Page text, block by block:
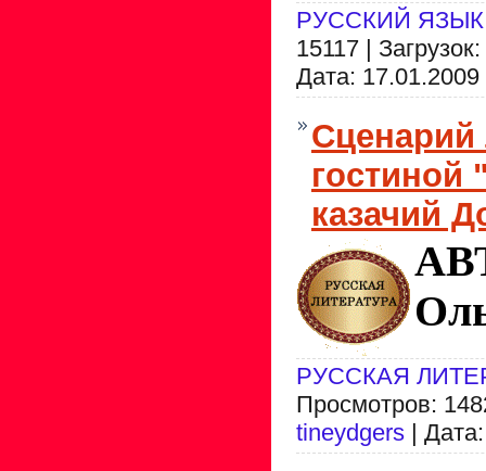
РУССКИЙ ЯЗЫК
15117 |
Дата: 17.01.2009
Сценарий
гостиной
казачий
РУССКАЯ
Просмотров:
tineydgers |